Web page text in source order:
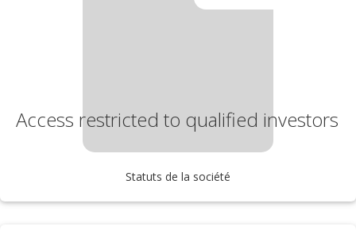
Access restricted to qualified investors
Statuts de la société